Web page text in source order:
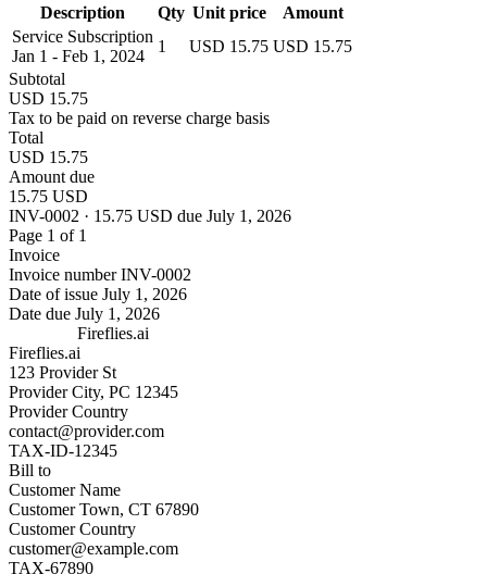
Description
Qty Unit price
Amount
Service Subscription
Jan 1 - Feb 1, 2024
1 USD 15.75 USD 15.75
Subtotal
USD 15.75
Tax to be paid on reverse charge basis
Total
USD 15.75
Amount due
15.75 USD
INV-0002 · 15.75 USD due July 1, 2026
Page 1 of 1
Invoice
Invoice numberINV-0002
Date of issue July 1, 2026
Date due July 1, 2026
Fireflies.ai
Fireflies.ai
123 Provider St
Provider City, PC 12345
Provider Country
contact@provider.com
TAX-ID-12345
Bill to
Customer Name
Customer Town, CT 67890
Customer Country
customer@example.com
TAX-67890